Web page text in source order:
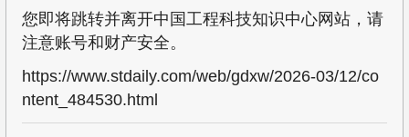
您即将跳转并离开中国工程科技知识中心网站，请
注意账号和财产安全。
https://www.stdaily.com/web/gdxw/2026-03/12/co
ntent_484530.html